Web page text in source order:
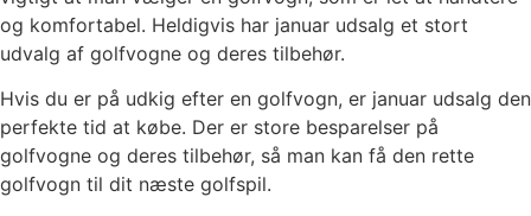
og komfortabel. Heldigvis har januar udsalg et stort
udvalg af golfvogne og deres tilbehør.
Hvis du er på udkig efter en golfvogn, er januar udsalg den
perfekte tid at købe. Der er store besparelser på
golfvogne og deres tilbehør, så man kan få den rette
golfvogn til dit næste golfspil.